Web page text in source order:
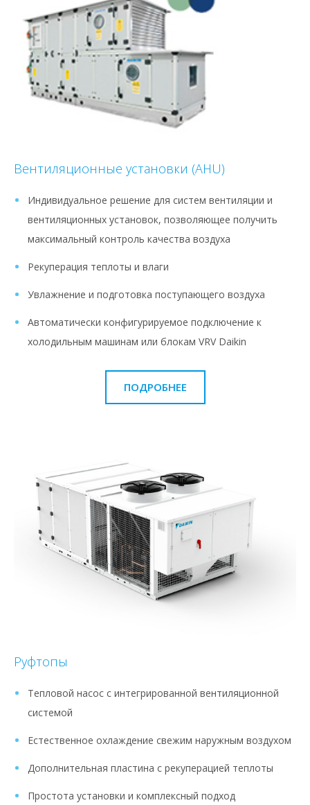
Вентиляционные установки (AHU)
Индивидуальное решение для систем вентиляции и
вентиляционных установок, позволяющее получить
максимальный контроль качества воздуха
Рекуперация теплоты и влаги
Увлажнение и подготовка поступающего воздуха
Автоматически конфигурируемое подключение к
холодильным машинам или блокам VRV Daikin
ПОДРОБНЕЕ
Руфтопы
Тепловой насос с интегрированной вентиляционной
системой
Естественное охлаждение свежим наружным воздухом
Дополнительная пластина с рекуперацией теплоты
Простота установки и комплексный подход